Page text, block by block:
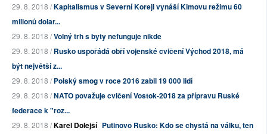
29. 8. 2018 /Kapitalismus v Severní Koreji vynáší Kimovu režimu 60
milionů dolar...
29. 8. 2018 /Volný trh s byty nefunguje nikde
29. 8. 2018 /Rusko uspořádá obří vojenské cvičení Východ 2018, má
být největší z...
29. 8. 2018 /Polský smog v roce 2016 zabil 19 000 lidí
29. 8. 2018 /NATO považuje cvičení Vostok-2018 za přípravu Ruské
federace k "roz...
29. 8. 2018 /Karel Dolejší Putinovo Rusko: Kdo se chystá na válku, ten